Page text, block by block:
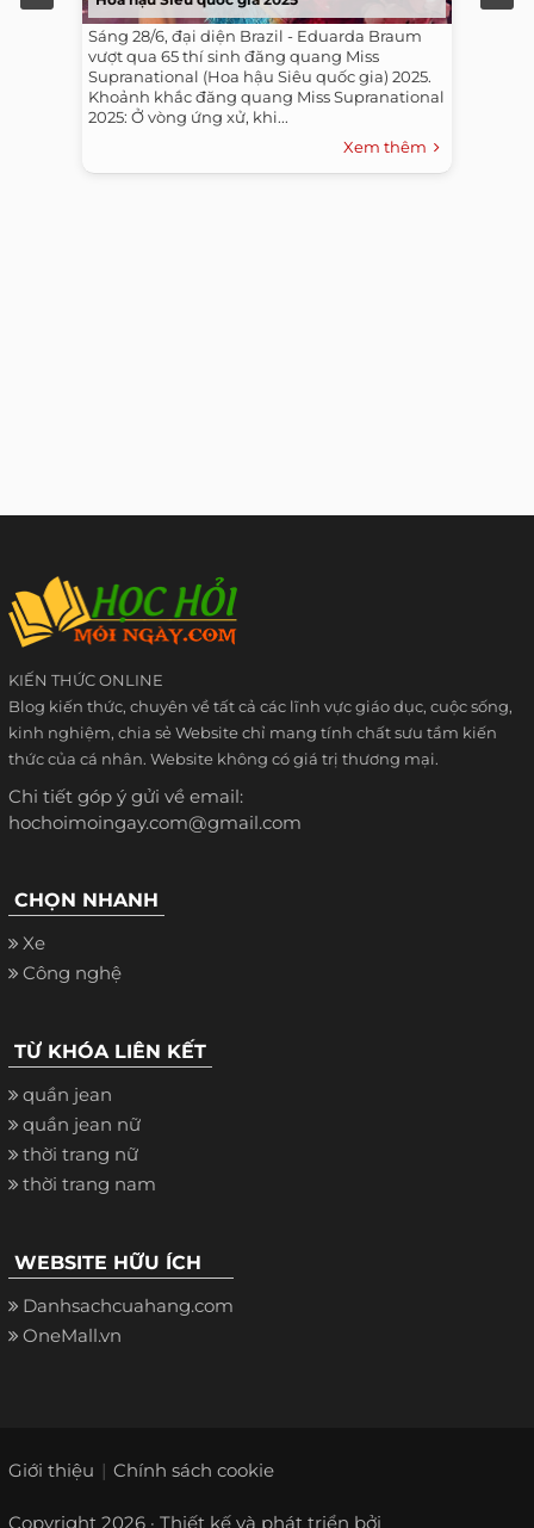
Sáng 28/6, đại diện Brazil - Eduarda Braum
vượt qua 65 thí sinh đăng quang Miss
Supranational (Hoa hậu Siêu quốc gia) 2025.
Khoảnh khắc đăng quang Miss Supranational
2025: Ở vòng ứng xử, khi...
Xem thêm
KIẾN THỨC ONLINE
Blog kiến thức, chuyên về tất cả các lĩnh vực giáo dục, cuộc sống,
kinh nghiệm, chia sẻ Website chỉ mang tính chất sưu tầm kiến
thức của cá nhân. Website không có giá trị thương mại.
Chi tiết góp ý gửi về email:
hochoimoingay.com@gmail.com
CHỌN NHANH
Xe
Công nghệ
TỪ KHÓA LIÊN KẾT
quần jean
quần jean nữ
thời trang nữ
thời trang nam
WEBSITE HỮU ÍCH
Danhsachcuahang.com
OneMall.vn
Giới thiệu Chính sách cookie
Copyright 2026 · Thiết kế và phát triển bởi